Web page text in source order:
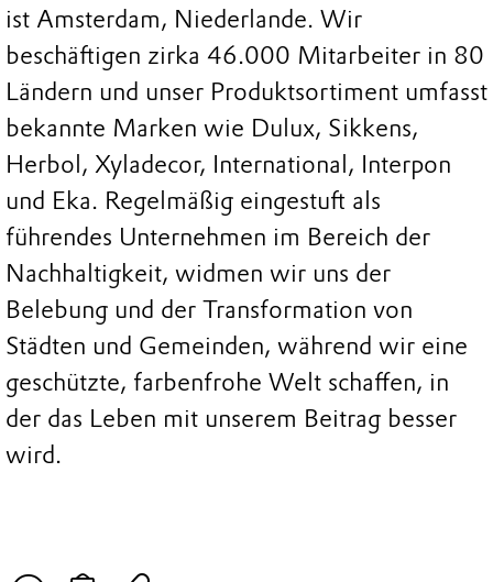
ist Amsterdam, Niederlande. Wir
beschäftigen zirka 46.000 Mitarbeiter in 80
Ländern und unser Produktsortiment umfasst
bekannte Marken wie Dulux, Sikkens,
Herbol, Xyladecor, International, Interpon
und Eka. Regelmäßig eingestuft als
führendes Unternehmen im Bereich der
Nachhaltigkeit, widmen wir uns der
Belebung und der Transformation von
Städten und Gemeinden, während wir eine
geschützte, farbenfrohe Welt schaffen, in
der das Leben mit unserem Beitrag besser
wird.